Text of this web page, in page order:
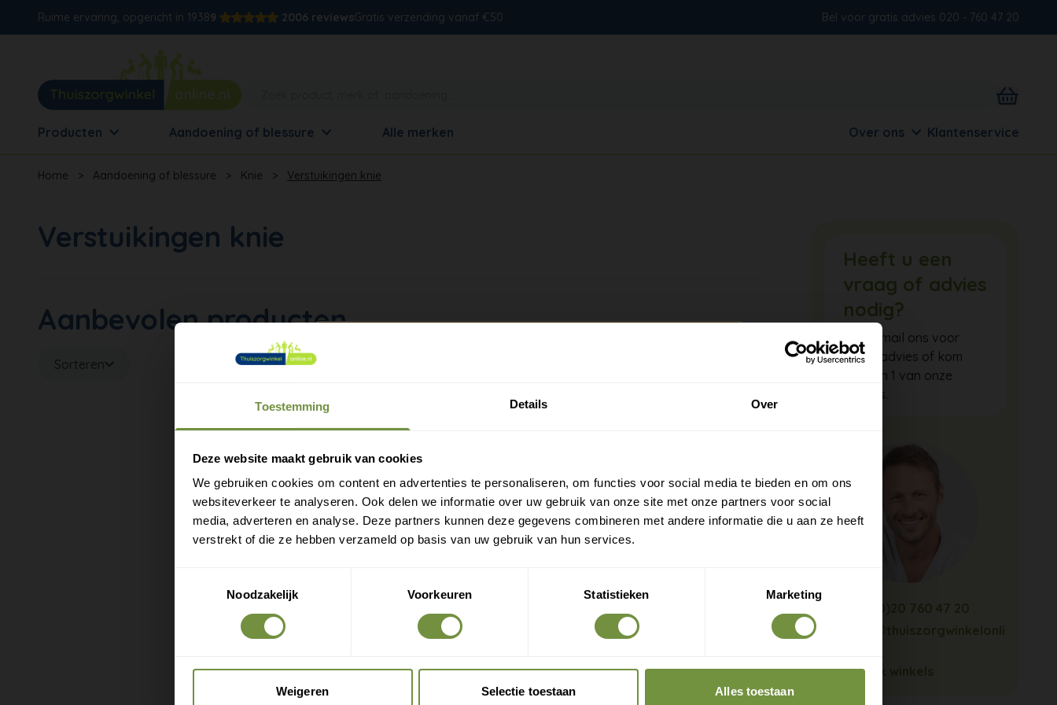
Toestemming Details Over
Deze website maakt gebruik van cookies
We gebruiken cookies om content en advertenties te personaliseren, om functies voor social media te bieden en om ons
websiteverkeer te analyseren. Ook delen we informatie over uw gebruik van onze site met onze partners voor social
media, adverteren en analyse. Deze partners kunnen deze gegevens combineren met andere informatie die u aan ze heeft
verstrekt of die ze hebben verzameld op basis van uw gebruik van hun services.
Noodzakelijk
Voorkeuren Statistieken Marketing
Weigeren Selectie toestaan Alles toestaan
Ruime ervaring, opgericht in 19389 2006 reviewsGratis verzending vanaf €50 Bel voor gratis advies 020 - 760 47 20
Producten Aandoening of blessure Alle merken Over ons Klantenservice
Home > Aandoening of blessure > Knie > Verstuikingen knie
Verstuikingen knie
Aanbevolen producten
Sorteren
Heeft u een
vraag of advies
nodig?
Bel of mail ons voor
gratis advies of kom
langs in 1 van onze
winkels.
+31 (0)20 760 47 20
info@thuiszorgwinkelonli
Bekijk winkels
Laat je e-mail achter.
een gratis verzending
Gratis verzending op je eerste bestelling
Nieuwe producten als eerste ontdekken
Deskundige tips over zorg en herstel
Exclusieve aanbiedingen voor abonnees
Claim gratis verzending